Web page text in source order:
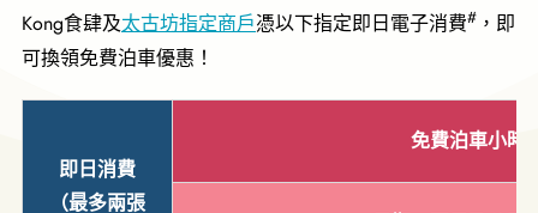
Kong食肆及太古坊指定商戶憑以下指定即日電子消費# ，即
可換領免費泊車優惠！
即日消費
（最多兩張
免費泊車小時